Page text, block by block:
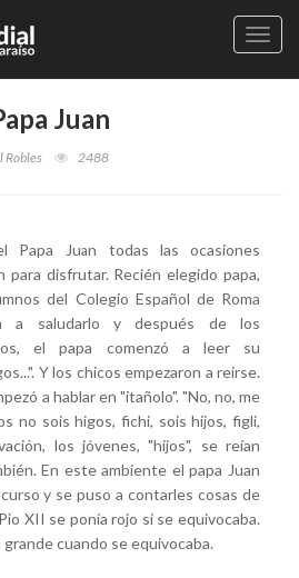
Juan
Robles 2488
Papa Juan todas las ocasiones
para disfrutar. Recién elegido papa,
del Colegio Español de Roma
a saludarlo y después de los
el papa comenzó a leer su
Y los chicos empezaron a reirse.
a hablar en "itañolo". "No, no, me
no sois higos, fichi, sois hijos, figli,
los jóvenes, "hijos", se reían
En este ambiente el papa Juan
y se puso a contarles cosas de
XII se ponía rojo si se equivocaba.
grande cuando se equivocaba.